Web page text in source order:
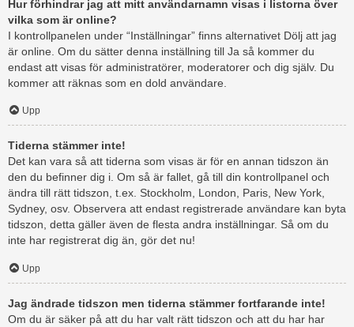
Hur förhindrar jag att mitt användarnamn visas i listorna över
vilka som är online?
I kontrollpanelen under “Inställningar” finns alternativet Dölj att jag
är online. Om du sätter denna inställning till Ja så kommer du
endast att visas för administratörer, moderatorer och dig själv. Du
kommer att räknas som en dold användare.
Upp
Tiderna stämmer inte!
Det kan vara så att tiderna som visas är för en annan tidszon än
den du befinner dig i. Om så är fallet, gå till din kontrollpanel och
ändra till rätt tidszon, t.ex. Stockholm, London, Paris, New York,
Sydney, osv. Observera att endast registrerade användare kan byta
tidszon, detta gäller även de flesta andra inställningar. Så om du
inte har registrerat dig än, gör det nu!
Upp
Jag ändrade tidszon men tiderna stämmer fortfarande inte!
Om du är säker på att du har valt rätt tidszon och att du har har